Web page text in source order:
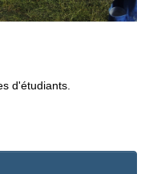
d'étudiants.